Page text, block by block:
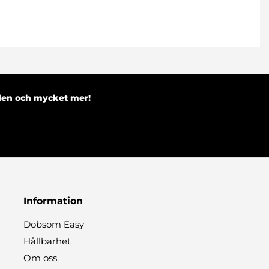
och mycket mer!
Information
Dobsom Easy
Hållbarhet
Om oss